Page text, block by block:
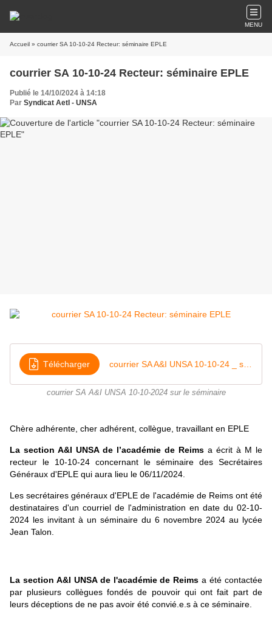
MENU
Accueil » courrier SA 10-10-24 Recteur: séminaire EPLE
courrier SA 10-10-24 Recteur: séminaire EPLE
Publié le 14/10/2024 à 14:18
Par Syndicat AetI - UNSA
Télécharger
courrier SA A&I UNSA 10-10-2024 sur le séminaire
Chère adhérente, cher adhérent, collègue, travaillant en EPLE
La section A&I UNSA de l’académie de Reims a écrit à M le
recteur le 10-10-24 concernant le séminaire des Secrétaires
Généraux d'EPLE qui aura lieu le 06/11/2024.
Les secrétaires généraux d'EPLE de l'académie de Reims ont été
destinataires d'un courriel de l'administration en date du 02-10-
2024 les invitant à un séminaire du 6 novembre 2024 au lycée
Jean Talon.
La section A&I UNSA de l'académie de Reims a été contactée
par plusieurs collègues fondés de pouvoir qui ont fait part de
leurs déceptions de ne pas avoir été convié.e.s à ce séminaire.